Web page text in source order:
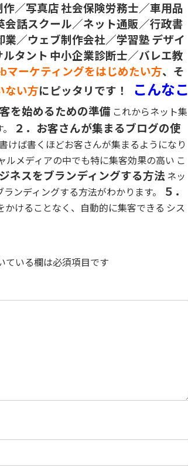
／写真店社会保険労務士／車用品
会話スクール／ネット通販／行政書
／ウェブ制作会社／学習塾 デザイ
タント 中小企業診断士／バレエ教
マーケティングをはじめたい方、そ
ない方にピッタリです！
こんなこ
を始めるための準備 これからネット集
２．お客さんが集まるブログの使
けば書くほどお客さんが集まるようになり
ルメディアの中でも特に集客効果の高い こ
ネスをブランディングする方法 ネッ
ンディングする方法がわかります。
５．
かけることなく、自動的に集客できる シス
ている欄は必須項目です